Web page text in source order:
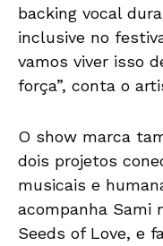
backing vocal
inclusive no
vamos viver isso
força”, conta o
O show marca
dois projetos
musicais e
acompanha Sami
Seeds of Love, e